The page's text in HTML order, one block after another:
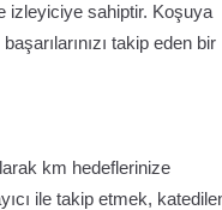
izleyiciye sahiptir. Koşuya
takip eden bir
km hedeflerinize
ile takip etmek,